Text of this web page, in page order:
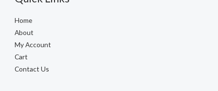
Home
About
My Account
Cart
Contact Us